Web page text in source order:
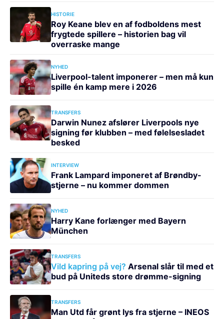
HISTORIE
Roy Keane blev en af fodboldens mest
frygtede spillere – historien bag vil
overraske mange
NYHED
Liverpool-talent imponerer – men må kun
spille én kamp mere i 2026
TRANSFERS
Darwin Nunez afslører Liverpools nye
signing før klubben – med følelsesladet
besked
INTERVIEW
Frank Lampard imponeret af Brøndby-
stjerne – nu kommer dommen
NYHED
Harry Kane forlænger med Bayern
München
TRANSFERS
Vild kapring på vej? Arsenal slår til med et
bud på Uniteds store drømme-signing
TRANSFERS
Man Utd får grønt lys fra stjerne – INEOS